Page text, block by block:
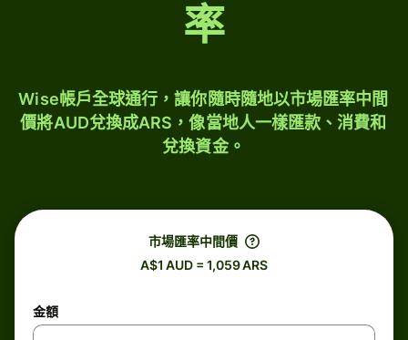
率
Wise帳戶全球通行，讓你隨時隨地以市場匯率中間
價將AUD兌換成ARS，像當地人一樣匯款、消費和
兌換資金。
市場匯率中間價
A$1 AUD = 1,059 ARS
金額